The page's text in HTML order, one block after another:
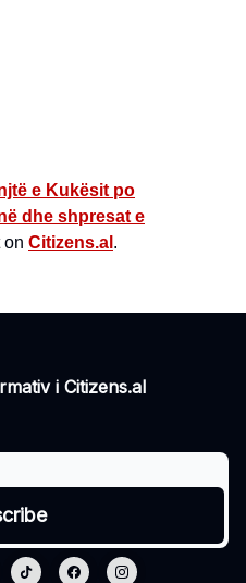
e Kukësit po
dhe shpresat e
on Citizens.al .
i Citizens.al